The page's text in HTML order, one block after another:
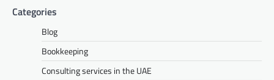
Categories
Blog
Bookkeeping
Consulting services in the UAE